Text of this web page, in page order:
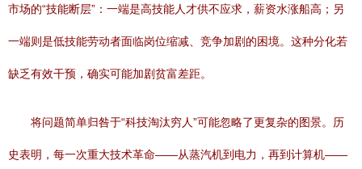
市场的“技能断层”：一端是高技能人才供不应求，薪资水涨船高；另
一端则是低技能劳动者面临岗位缩减、竞争加剧的困境。这种分化若
缺乏有效干预，确实可能加剧贫富差距。
将问题简单归咎于“科技淘汰穷人”可能忽略了更复杂的图景。历
史表明，每一次重大技术革命——从蒸汽机到电力，再到计算机——